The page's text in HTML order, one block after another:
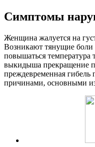
Симптомы
Женщина жалуется на
Возникают тянущие боли
повышаться температура
выкидыша прекращение
преждевременная
причинами, основными